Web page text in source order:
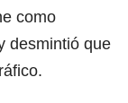
como
desmintió que